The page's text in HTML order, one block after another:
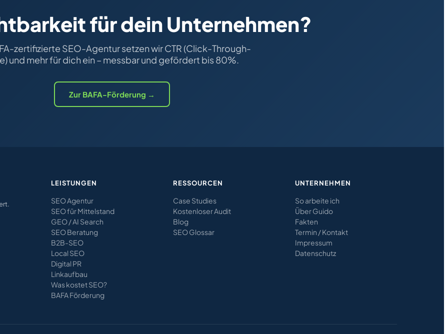
für dein Unternehmen?
zertifizierte SEO-Agentur setzen wir CTR (Click-Through-
und mehr für dich ein – messbar und gefördert bis 80%.
Zur BAFA-Förderung →
LEISTUNGEN
SEO Agentur
SEO für Mittelstand
GEO / AI Search
SEO Beratung
B2B-SEO
Local SEO
Digital PR
Linkaufbau
Was kostet SEO?
BAFA Förderung
RESSOURCEN
Case Studies
Kostenloser Audit
Blog
SEO Glossar
UNTERNEHMEN
So arbeite ich
Über Guido
Fakten
Termin / Kontakt
Impressum
Datenschutz